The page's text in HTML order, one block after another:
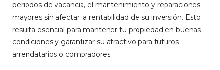
periodos de vacancia, el mantenimiento y reparaciones
mayores sin afectar la rentabilidad de su inversión. Esto
resulta esencial para mantener tu propiedad en buenas
condiciones y garantizar su atractivo para futuros
arrendatarios o compradores.